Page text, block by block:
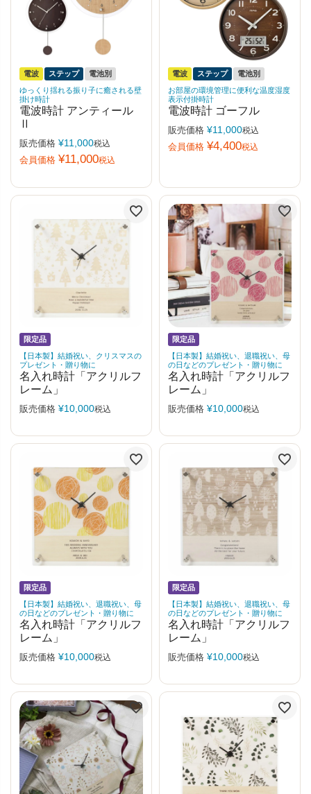
電波 ステップ
電池別
ゆっくり揺れる振り子に癒される壁
掛け時計
電波時計 アンティール
Ⅱ
販売価格 ¥11,000税込
会員価格 ¥11,000税込
電波 ステップ
電池別
お部屋の環境管理に便利な温度湿度
表示付掛時計
電波時計 ゴーフル
販売価格 ¥11,000税込
会員価格 ¥4,400税込
限定品
【日本製】結婚祝い、クリスマスの
プレゼント・贈り物に
名入れ時計「アクリルフ
レーム」
販売価格 ¥10,000税込
限定品
【日本製】結婚祝い、退職祝い、母
の日などのプレゼント・贈り物に
名入れ時計「アクリルフ
レーム」
販売価格 ¥10,000税込
限定品
【日本製】結婚祝い、退職祝い、母
の日などのプレゼント・贈り物に
名入れ時計「アクリルフ
レーム」
販売価格 ¥10,000税込
限定品
【日本製】結婚祝い、退職祝い、母
の日などのプレゼント・贈り物に
名入れ時計「アクリルフ
レーム」
販売価格 ¥10,000税込